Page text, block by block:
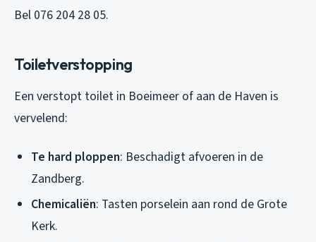
Bel 076 204 28 05.
Toiletverstopping
Een verstopt toilet in Boeimeer of aan de Haven is
vervelend:
Te hard ploppen: Beschadigt afvoeren in de
Zandberg.
Chemicaliën: Tasten porselein aan rond de Grote
Kerk.